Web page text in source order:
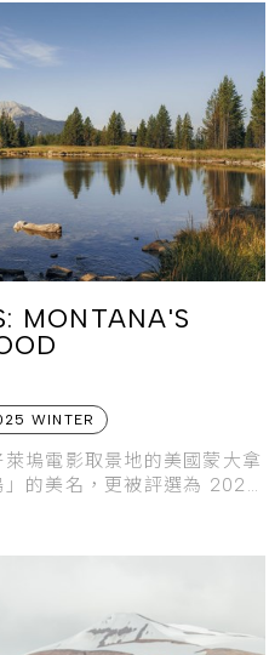
MONTANA'S
WINTER
塢電影取景地的美國蒙大拿
的美名，更被評選為 2026